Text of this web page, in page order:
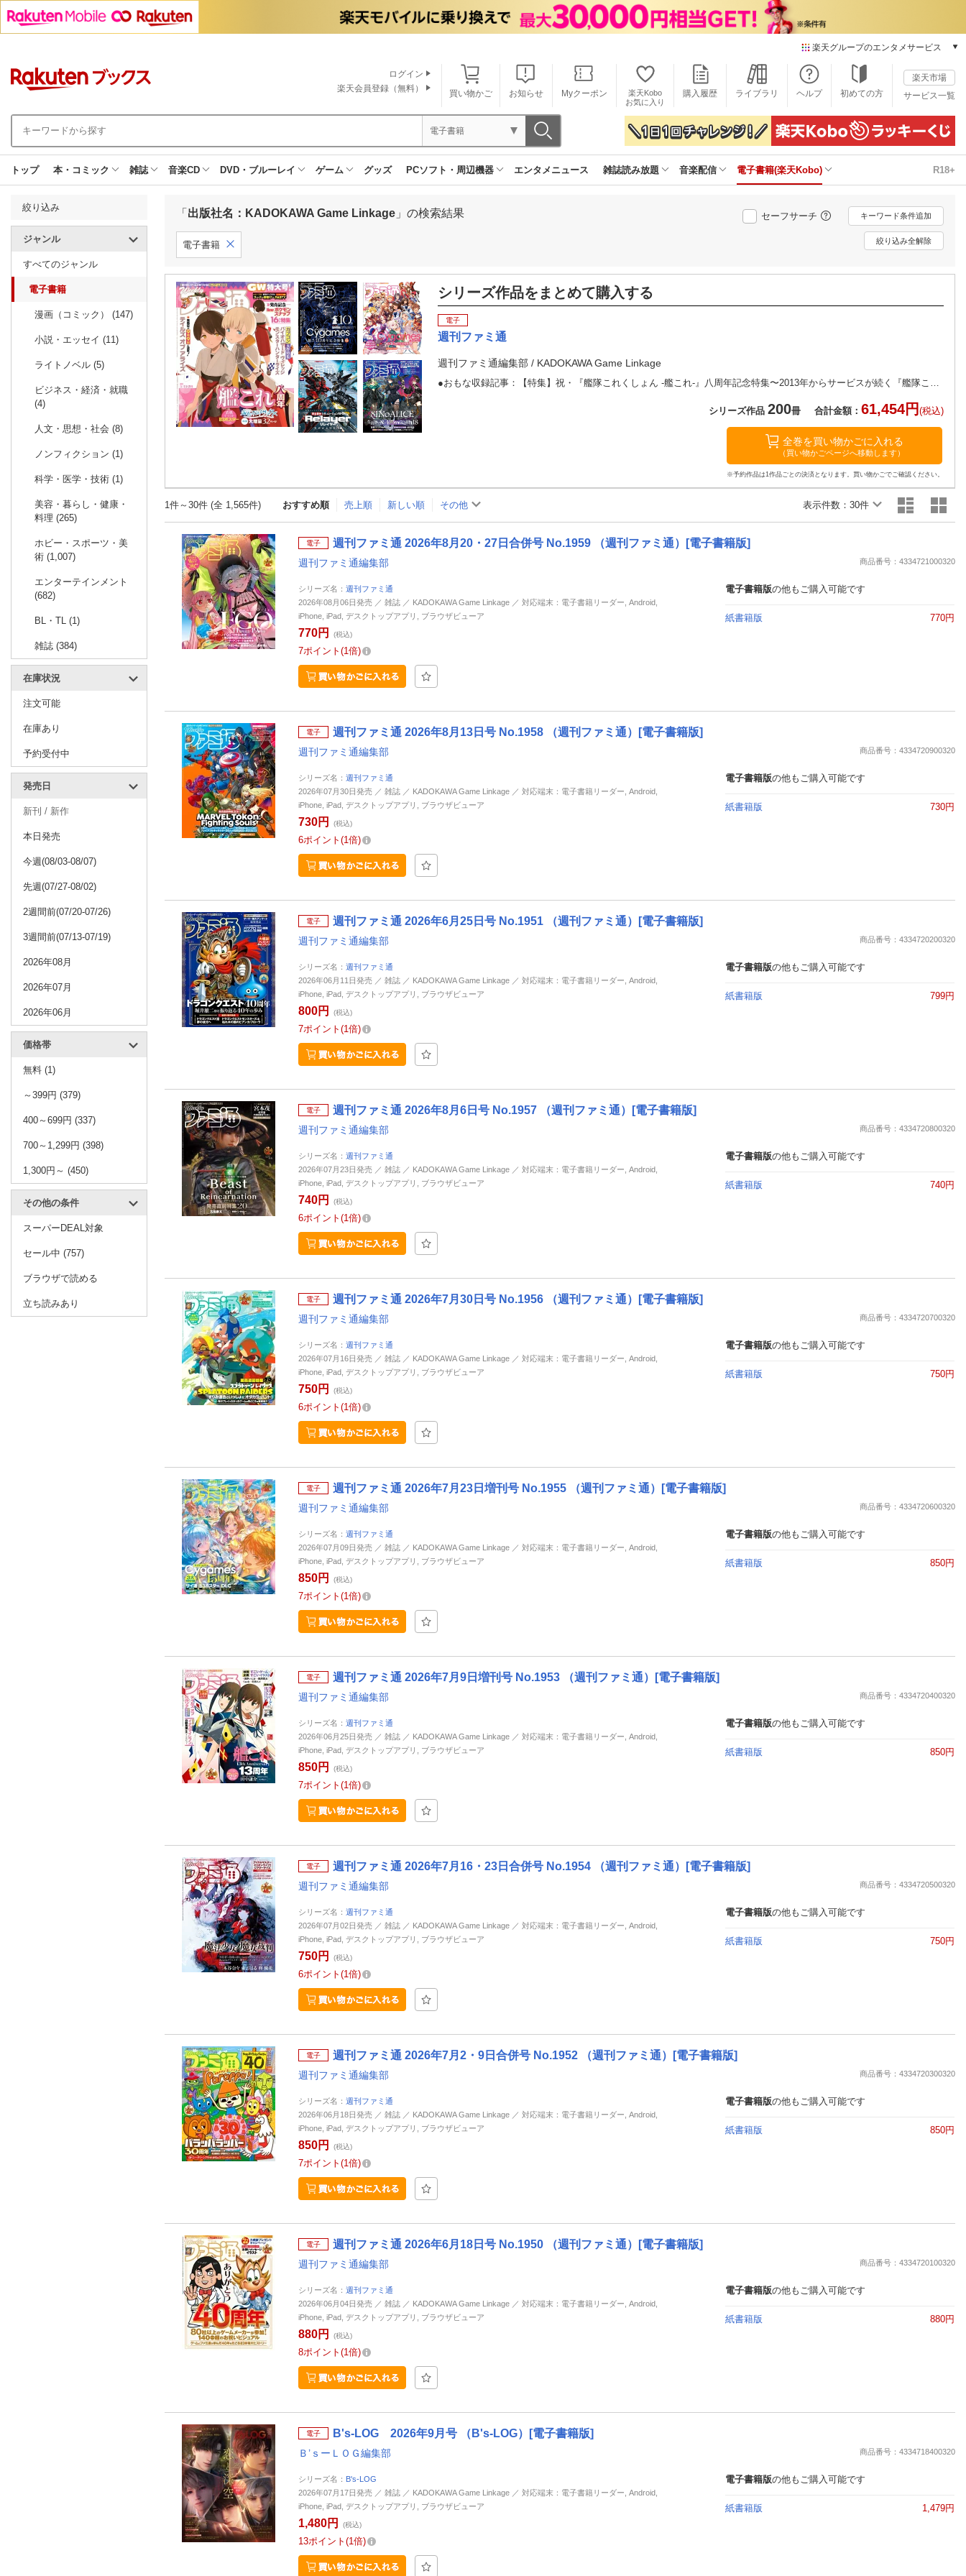
楽天グループのエンタメサービス
本/ゲーム/CD/DVD
楽天ブックス
電子書籍
楽天Kobo
雑誌読み放題
楽天ミュージック
動画配信
楽天TV
動画配信ガイド
無料テレビ
チケット
買い物かご お知らせ Myクーポン
楽天Kobo
お気に入り
購入履歴 ライブラリ ヘルプ 初めての方
楽天市場
サービス一覧
ログイン
楽天会員登録（無料）
電子書籍
トップ 本・コミック 雑誌 音楽CD DVD・ブルーレイ ゲーム グッズ PCソフト・周辺機器 エンタメニュース 雑誌読み放題 音楽配信 電子書籍(楽天Kobo) R18+
絞り込み
ジャンル
すべてのジャンル
電子書籍
漫画（コミック） (147)
小説・エッセイ (11)
ライトノベル (5)
ビジネス・経済・就職
(4)
人文・思想・社会 (8)
ノンフィクション (1)
科学・医学・技術 (1)
美容・暮らし・健康・
料理 (265)
ホビー・スポーツ・美
術 (1,007)
エンターテインメント
(682)
BL・TL (1)
雑誌 (384)
在庫状況
注文可能
在庫あり
予約受付中
発売日
新刊 / 新作
本日発売
今週(08/03-08/07)
先週(07/27-08/02)
2週間前(07/20-07/26)
3週間前(07/13-07/19)
2026年08月
2026年07月
2026年06月
価格帯
無料 (1)
～399円 (379)
400～699円 (337)
700～1,299円 (398)
1,300円～ (450)
その他の条件
スーパーDEAL対象
セール中 (757)
ブラウザで読める
立ち読みあり
「 出版社名：KADOKAWA Game Linkage 」の検索結果 セーフサーチ キーワード条件追加
電子書籍 絞り込み全解除
シリーズ作品をまとめて購入する
電子
週刊ファミ通
週刊ファミ通編集部 / KADOKAWA Game Linkage
シリーズ作品 200冊 合計金額： 61,454円 (税込)
全巻を買い物かごに入れる
（買い物かごページへ移動します）
※予約作品は1作品ごとの決済となります。買い物かごでご確認ください。
1件～30件 (全 1,565件) おすすめ順 売上順 新しい順 その他 表示件数： 30件
電子 週刊ファミ通 2026年8月20・27日合併号 No.1959 （週刊ファミ通）[電子書籍版]
週刊ファミ通編集部 商品番号：4334721000320
シリーズ名： 週刊ファミ通
2026年08月06日発売 ／ 雑誌 ／ KADOKAWA Game Linkage ／ 対応端末：電子書籍リーダー, Android,
iPhone, iPad, デスクトップアプリ, ブラウザビューア
770円 (税込)
7ポイント 1倍
電子書籍版の他もご購入可能です
紙書籍版 770円
電子 週刊ファミ通 2026年8月13日号 No.1958 （週刊ファミ通）[電子書籍版]
週刊ファミ通編集部 商品番号：4334720900320
シリーズ名： 週刊ファミ通
2026年07月30日発売 ／ 雑誌 ／ KADOKAWA Game Linkage ／ 対応端末：電子書籍リーダー, Android,
iPhone, iPad, デスクトップアプリ, ブラウザビューア
730円 (税込)
6ポイント 1倍
電子書籍版の他もご購入可能です
紙書籍版 730円
電子 週刊ファミ通 2026年6月25日号 No.1951 （週刊ファミ通）[電子書籍版]
週刊ファミ通編集部 商品番号：4334720200320
シリーズ名： 週刊ファミ通
2026年06月11日発売 ／ 雑誌 ／ KADOKAWA Game Linkage ／ 対応端末：電子書籍リーダー, Android,
iPhone, iPad, デスクトップアプリ, ブラウザビューア
800円 (税込)
7ポイント 1倍
電子書籍版の他もご購入可能です
紙書籍版 799円
電子 週刊ファミ通 2026年8月6日号 No.1957 （週刊ファミ通）[電子書籍版]
週刊ファミ通編集部 商品番号：4334720800320
シリーズ名： 週刊ファミ通
2026年07月23日発売 ／ 雑誌 ／ KADOKAWA Game Linkage ／ 対応端末：電子書籍リーダー, Android,
iPhone, iPad, デスクトップアプリ, ブラウザビューア
740円 (税込)
6ポイント 1倍
電子書籍版の他もご購入可能です
紙書籍版 740円
電子 週刊ファミ通 2026年7月30日号 No.1956 （週刊ファミ通）[電子書籍版]
週刊ファミ通編集部 商品番号：4334720700320
シリーズ名： 週刊ファミ通
2026年07月16日発売 ／ 雑誌 ／ KADOKAWA Game Linkage ／ 対応端末：電子書籍リーダー, Android,
iPhone, iPad, デスクトップアプリ, ブラウザビューア
750円 (税込)
6ポイント 1倍
電子書籍版の他もご購入可能です
紙書籍版 750円
電子 週刊ファミ通 2026年7月23日増刊号 No.1955 （週刊ファミ通）[電子書籍版]
週刊ファミ通編集部 商品番号：4334720600320
シリーズ名： 週刊ファミ通
2026年07月09日発売 ／ 雑誌 ／ KADOKAWA Game Linkage ／ 対応端末：電子書籍リーダー, Android,
iPhone, iPad, デスクトップアプリ, ブラウザビューア
850円 (税込)
7ポイント 1倍
電子書籍版の他もご購入可能です
紙書籍版 850円
電子 週刊ファミ通 2026年7月9日増刊号 No.1953 （週刊ファミ通）[電子書籍版]
週刊ファミ通編集部 商品番号：4334720400320
シリーズ名： 週刊ファミ通
2026年06月25日発売 ／ 雑誌 ／ KADOKAWA Game Linkage ／ 対応端末：電子書籍リーダー, Android,
iPhone, iPad, デスクトップアプリ, ブラウザビューア
850円 (税込)
7ポイント 1倍
電子書籍版の他もご購入可能です
紙書籍版 850円
電子 週刊ファミ通 2026年7月16・23日合併号 No.1954 （週刊ファミ通）[電子書籍版]
週刊ファミ通編集部 商品番号：4334720500320
シリーズ名： 週刊ファミ通
2026年07月02日発売 ／ 雑誌 ／ KADOKAWA Game Linkage ／ 対応端末：電子書籍リーダー, Android,
iPhone, iPad, デスクトップアプリ, ブラウザビューア
750円 (税込)
6ポイント 1倍
電子書籍版の他もご購入可能です
紙書籍版 750円
電子 週刊ファミ通 2026年7月2・9日合併号 No.1952 （週刊ファミ通）[電子書籍版]
週刊ファミ通編集部 商品番号：4334720300320
シリーズ名： 週刊ファミ通
2026年06月18日発売 ／ 雑誌 ／ KADOKAWA Game Linkage ／ 対応端末：電子書籍リーダー, Android,
iPhone, iPad, デスクトップアプリ, ブラウザビューア
850円 (税込)
7ポイント 1倍
電子書籍版の他もご購入可能です
紙書籍版 850円
電子 週刊ファミ通 2026年6月18日号 No.1950 （週刊ファミ通）[電子書籍版]
週刊ファミ通編集部 商品番号：4334720100320
シリーズ名： 週刊ファミ通
2026年06月04日発売 ／ 雑誌 ／ KADOKAWA Game Linkage ／ 対応端末：電子書籍リーダー, Android,
iPhone, iPad, デスクトップアプリ, ブラウザビューア
880円 (税込)
8ポイント 1倍
電子書籍版の他もご購入可能です
紙書籍版 880円
電子 B's-LOG 2026年9月号 （B's-LOG）[電子書籍版]
Ｂ’ｓーＬＯＧ編集部 商品番号：4334718400320
シリーズ名： B's-LOG
2026年07月17日発売 ／ 雑誌 ／ KADOKAWA Game Linkage ／ 対応端末：電子書籍リーダー, Android,
iPhone, iPad, デスクトップアプリ, ブラウザビューア
1,480円 (税込)
13ポイント 1倍
電子書籍版の他もご購入可能です
紙書籍版 1,479円